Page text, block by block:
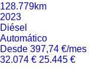
128.779km
2023
Diésel
Automático
Desde 397,74 €/mes
32.074 € 25.445 €